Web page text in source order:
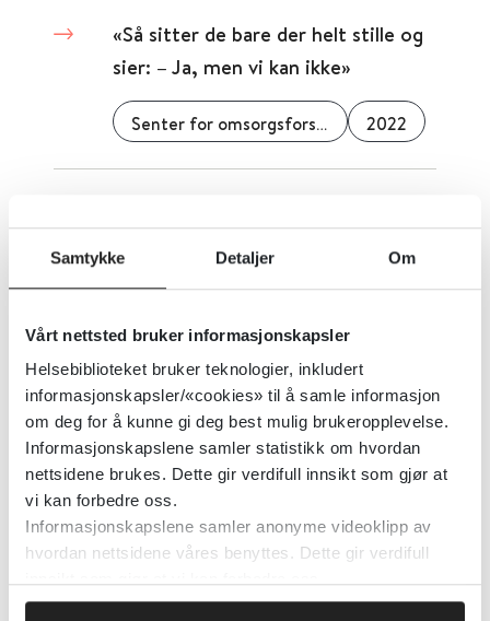
Samtykke Detaljer Om
Vårt nettsted bruker informasjonskapsler
Helsebiblioteket bruker teknologier, inkludert
informasjonskapsler/«cookies» til å samle informasjon
om deg for å kunne gi deg best mulig brukeropplevelse.
Informasjonskapslene samler statistikk om hvordan
nettsidene brukes. Dette gir verdifull innsikt som gjør at
vi kan forbedre oss.
Informasjonskapslene samler anonyme videoklipp av
hvordan nettsidene våres benyttes. Dette gir verdifull
«Så sitter de bare der helt stille og
sier: – Ja, men vi kan ikke»
Senter for omsorgsforskning 2022
Én metode for alle lidelser
(Psykologtidsskriftet)
Tidsskrift for Norsk psykologforening 2026
«Kunnskapsoppsummeringer»
godkjent som vitenskapelig
publiseringskanal